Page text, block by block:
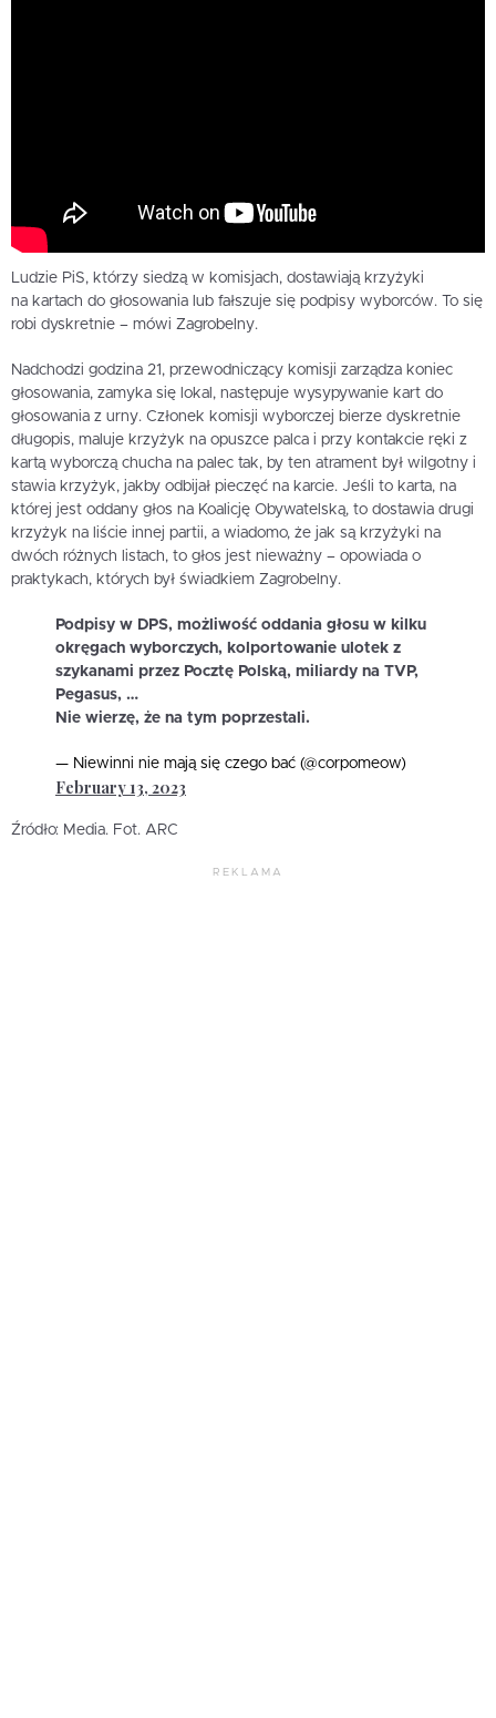
Ludzie PiS, którzy siedzą w komisjach, dostawiają krzyżyki
na kartach do głosowania lub fałszuje się podpisy wyborców. To się
robi dyskretnie – mówi Zagrobelny.
Nadchodzi godzina 21, przewodniczący komisji zarządza koniec
głosowania, zamyka się lokal, następuje wysypywanie kart do
głosowania z urny. Członek komisji wyborczej bierze dyskretnie
długopis, maluje krzyżyk na opuszce palca i przy kontakcie ręki z
kartą wyborczą chucha na palec tak, by ten atrament był wilgotny i
stawia krzyżyk, jakby odbijał pieczęć na karcie. Jeśli to karta, na
której jest oddany głos na Koalicję Obywatelską, to dostawia drugi
krzyżyk na liście innej partii, a wiadomo, że jak są krzyżyki na
dwóch różnych listach, to głos jest nieważny – opowiada o
praktykach, których był świadkiem Zagrobelny.
Podpisy w DPS, możliwość oddania głosu w kilku
okręgach wyborczych, kolportowanie ulotek z
szykanami przez Pocztę Polską, miliardy na TVP,
Pegasus, …
Nie wierzę, że na tym poprzestali.
— Niewinni nie mają się czego bać (@corpomeow)
February 13, 2023
Źródło: Media. Fot. ARC
REKLAMA